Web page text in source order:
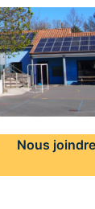
Nous joindre